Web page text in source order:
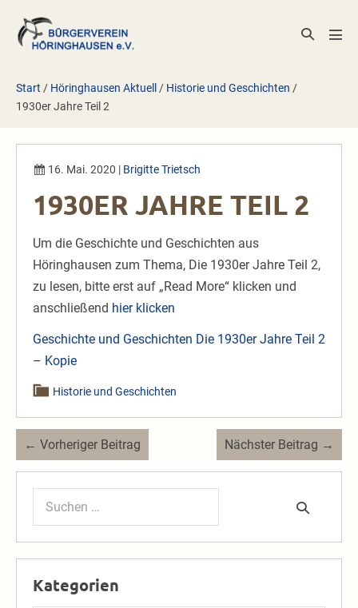
Inhalt
springen
Suche-
Start / Höringhausen Aktuell / Historie und Geschichten /
1930er Jahre Teil 2
16. Mai. 2020 | Brigitte Trietsch
1930ER JAHRE TEIL 2
Um die Geschichte und Geschichten aus
Höringhausen zum Thema, Die 1930er Jahre Teil 2,
zu lesen, bitte erst auf „Read More“ klicken und
anschließend hier klicken
Geschichte und Geschichten Die 1930er Jahre Teil 2
– Kopie
Historie und Geschichten
Beitragsnavigation
← Vorheriger Beitrag Nächster Beitrag →
Suchen
Kategorien